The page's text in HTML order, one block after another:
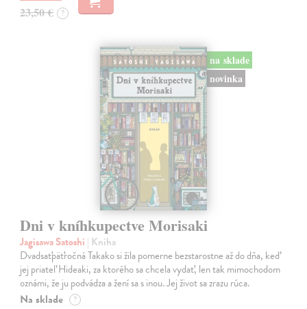
23,50 € ?
na sklade
novinka
Dni v kníhkupectve Morisaki
Jagisawa Satoshi | Kniha
Dvadsaťpäťročná Takako si žila pomerne bezstarostne až do dňa, keď
jej priateľ Hideaki, za ktorého sa chcela vydať, len tak mimochodom
oznámi, že ju podvádza a žení sa s inou. Jej život sa zrazu rúca.
Na sklade ?